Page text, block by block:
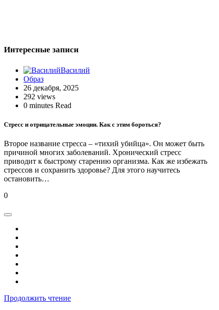
Интересные записи
Василий
Образ
26 декабря, 2025
292 views
0 minutes Read
Стресс и отрицательные эмоции. Как с этим бороться?
Второе название стресса – «тихий убийца». Он может быть
причиной многих заболеваний. Хронический стресс
приводит к быстрому старению организма. Как же избежать
стрессов и сохранить здоровье? Для этого научитесь
остановить…
0
Продолжить чтение